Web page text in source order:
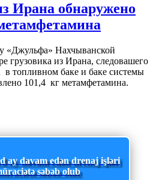
Ирана обнаружено
«Джульфа» Нахчыванской
грузовика из Ирана, следовашего
топливном баке и баке системы
101,4 кг метамфетамина.
ay davam edən drenaj işləri
səbəb olub